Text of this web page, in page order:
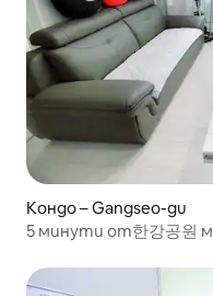
Кондо – Gangseo-gu
5 минути от한강공원